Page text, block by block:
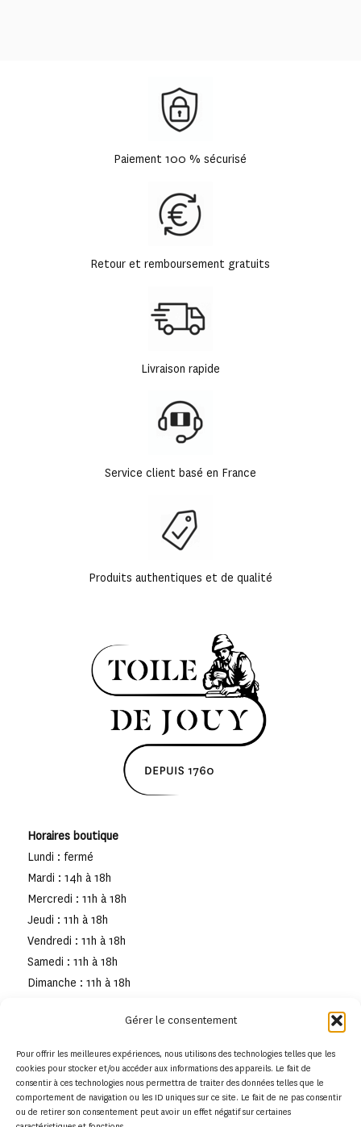
Gérer le consentement
Pour offrir les meilleures expériences, nous utilisons des technologies telles que les
cookies pour stocker et/ou accéder aux informations des appareils. Le fait de
consentir à ces technologies nous permettra de traiter des données telles que le
comportement de navigation ou les ID uniques sur ce site. Le fait de ne pas consentir
ou de retirer son consentement peut avoir un effet négatif sur certaines
Paiement 100 % sécurisé
Retour et remboursement gratuits
Livraison rapide
Service client basé en France
Produits authentiques et de qualité
Horaires boutique
Lundi : fermé
Mardi : 14h à 18h
Mercredi : 11h à 18h
Jeudi : 11h à 18h
Vendredi : 11h à 18h
Samedi : 11h à 18h
Dimanche : 11h à 18h